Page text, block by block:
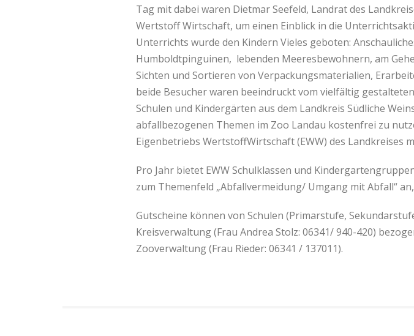
Tag mit dabei waren Dietmar Seefeld, Landrat des
Wertstoff Wirtschaft, um einen Einblick in die
Unterrichts wurde den Kindern Vieles geboten:
Humboldtpinguinen, lebenden Meeresbewohnern, am
Sichten und Sortieren von Verpackungsmaterialien,
beide Besucher waren beeindruckt vom vielfältig
Schulen und Kindergärten aus dem Landkreis Südliche
abfallbezogenen Themen im Zoo Landau kostenfrei zu
Eigenbetriebs WertstoffWirtschaft (EWW) des Landkreises
Pro Jahr bietet EWW Schulklassen und
zum Themenfeld „Abfallvermeidung/ Umgang mit Abfall“
Gutscheine können von Schulen (Primarstufe,
Kreisverwaltung (Frau Andrea Stolz: 06341/ 940-420)
Zooverwaltung (Frau Rieder: 06341 / 137011).